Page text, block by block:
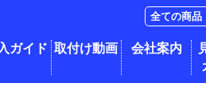
ガイド 取付け動画 会社案内